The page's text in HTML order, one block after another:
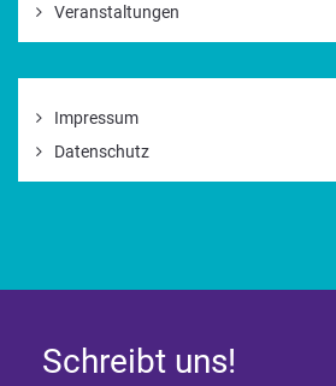
Veranstaltungen
Impressum
Datenschutz
Schreibt uns!